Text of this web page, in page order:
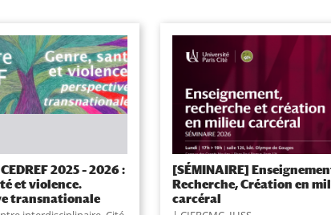
2025 – 2026 :
et violence.
transnationale
[SÉMINAIRE]
Recherche, Création en
carcéral